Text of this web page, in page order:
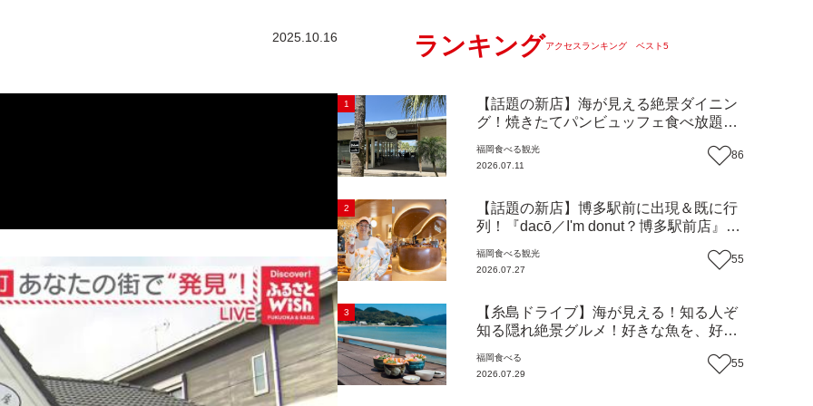
2025.10.16 ランキングアクセスランキング ベスト5
1
【話題の新店】海が見える絶景ダイニン
グ！焼きたてパンビュッフェ食べ放題で
『Ibiza Beach Cafe』（福岡・糸島市）
福岡食べる観光
2026.07.11
86
2
【話題の新店】博多駅前に出現＆既に行
列！『dacō／I'm donut？博多駅前店』徹
た楽しみ方＆イチオシメニューも紹介！
福岡食べる観光
2026.07.27
55
3
【糸島ドライブ】海が見える！知る人ぞ
知る隠れ絶景グルメ！好きな魚を、好き
はん食堂』（福岡市西区）【まち歩き】
福岡食べる
2026.07.29
55